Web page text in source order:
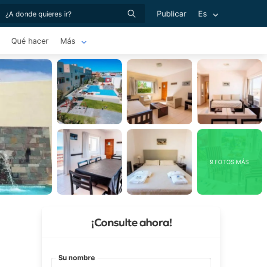
Publicar Es
Qué hacer Más
9 FOTOS MÁS
¡Consulte ahora!
Su nombre